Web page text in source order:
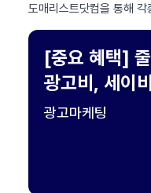
도매리스트닷컴을 통해
[중요 혜택]
광고비, 세이
광고마케팅